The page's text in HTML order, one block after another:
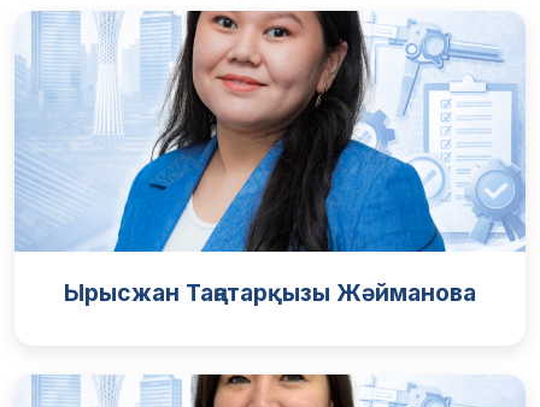
Ырысжан Таңатарқызы Жәйманова